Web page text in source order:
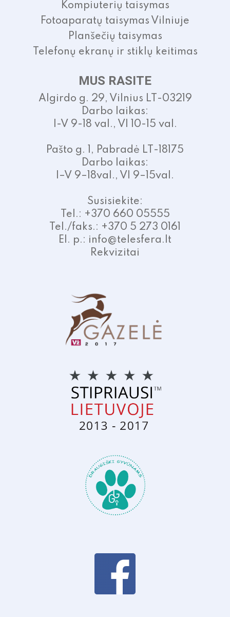
Kompiuterių taisymas
Fotoaparatų taisymas Vilniuje
Planšečių taisymas
Telefonų ekranų ir stiklų keitimas
MUS RASITE
Algirdo g. 29, Vilnius LT-03219
Darbo laikas:
I-V 9-18 val., VI 10-15 val.
Pašto g. 1, Pabradė LT-18175
Darbo laikas:
I–V 9–18val., VI 9–15val.
Susisiekite:
Tel.: +370 660 05555
Tel./faks.: +370 5 273 0161
El. p.: info@telesfera.lt
Rekvizitai